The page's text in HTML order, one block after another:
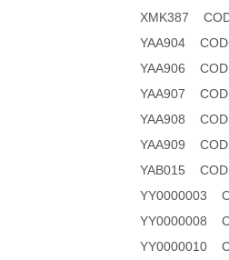
XMK387
YAA904 COD
YAA906
YAA907
YAA908
YAA909
YAB015
YY0000003
YY0000008
YY0000010